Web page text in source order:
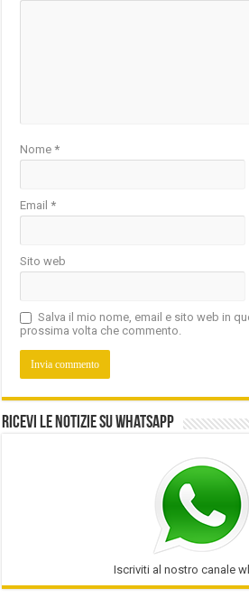
Nome*
Email*
Sito web
Salva il mio nome, email e sito web in
prossima volta che commento.
Ricevi le notizie su Whatsapp
Iscriviti al nostro canale